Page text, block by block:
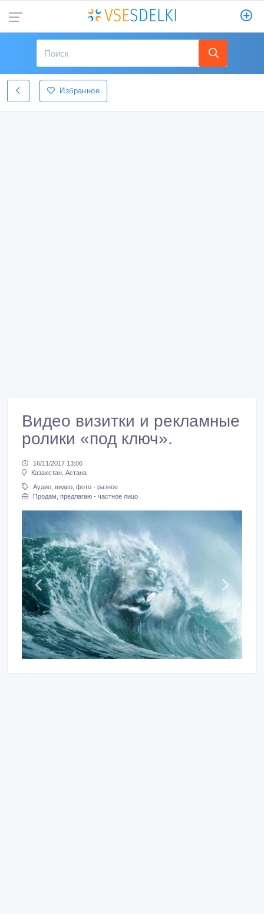
Избранное
Видео визитки и рекламные
ролики «под ключ».
16/11/2017 13:06
Казахстан, Астана
Аудио, видео, фото - разное
Продам, предлагаю - частное лицо